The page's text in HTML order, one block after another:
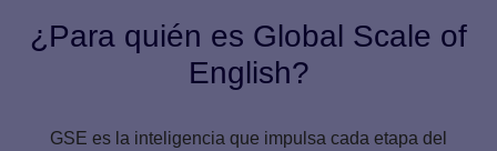
¿Para quién es Global Scale of
English?
GSE es la inteligencia que impulsa cada etapa del